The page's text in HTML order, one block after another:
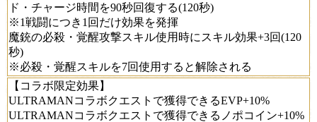
ド・チャージ時間を90秒回復する(120秒)
※1戦闘につき1回だけ効果を発揮
魔銃の必殺・覚醒攻撃スキル使用時にスキル効果+3回(120
秒)
※必殺・覚醒スキルを7回使用すると解除される
【コラボ限定効果】
ULTRAMANコラボクエストで獲得できるEVP+10%
ULTRAMANコラボクエストで獲得できるノポコイン+10%